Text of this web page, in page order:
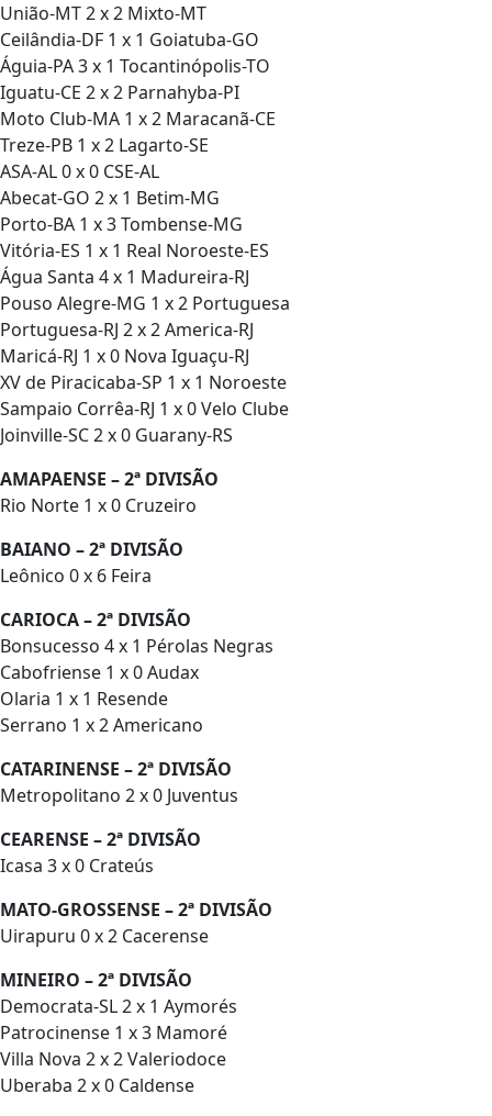
União-MT 2 x 2 Mixto-MT
Ceilândia-DF 1 x 1 Goiatuba-GO
Águia-PA 3 x 1 Tocantinópolis-TO
Iguatu-CE 2 x 2 Parnahyba-PI
Moto Club-MA 1 x 2 Maracanã-CE
Treze-PB 1 x 2 Lagarto-SE
ASA-AL 0 x 0 CSE-AL
Abecat-GO 2 x 1 Betim-MG
Porto-BA 1 x 3 Tombense-MG
Vitória-ES 1 x 1 Real Noroeste-ES
Água Santa 4 x 1 Madureira-RJ
Pouso Alegre-MG 1 x 2 Portuguesa
Portuguesa-RJ 2 x 2 America-RJ
Maricá-RJ 1 x 0 Nova Iguaçu-RJ
XV de Piracicaba-SP 1 x 1 Noroeste
Sampaio Corrêa-RJ 1 x 0 Velo Clube
Joinville-SC 2 x 0 Guarany-RS
AMAPAENSE – 2ª DIVISÃO
Rio Norte 1 x 0 Cruzeiro
BAIANO – 2ª DIVISÃO
Leônico 0 x 6 Feira
CARIOCA – 2ª DIVISÃO
Bonsucesso 4 x 1 Pérolas Negras
Cabofriense 1 x 0 Audax
Olaria 1 x 1 Resende
Serrano 1 x 2 Americano
CATARINENSE – 2ª DIVISÃO
Metropolitano 2 x 0 Juventus
CEARENSE – 2ª DIVISÃO
Icasa 3 x 0 Crateús
MATO-GROSSENSE – 2ª DIVISÃO
Uirapuru 0 x 2 Cacerense
MINEIRO – 2ª DIVISÃO
Democrata-SL 2 x 1 Aymorés
Patrocinense 1 x 3 Mamoré
Villa Nova 2 x 2 Valeriodoce
Uberaba 2 x 0 Caldense